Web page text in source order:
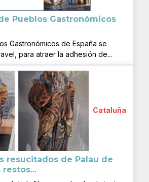
Pueblos Gastronómicos
Gastronómicos de España se
para atraer la adhesión de...
Cataluña
resucitados de Palau de
restos...